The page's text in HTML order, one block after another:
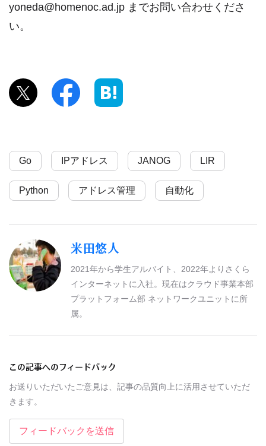
yoneda@homenoc.ad.jp までお問い合わせくださ
い。
Go IPアドレス JANOG LIR
Python アドレス管理 自動化
米田悠人
2021年から学生アルバイト、2022年よりさくら
インターネットに入社。現在はクラウド事業本部
プラットフォーム部 ネットワークユニットに所
属。
この記事へのフィードバック
お送りいただいたご意見は、記事の品質向上に活用させていただ
きます。
フィードバックを送信